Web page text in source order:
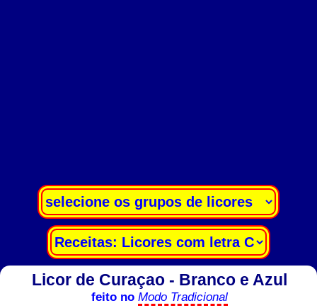
Licor de Curaçao - Branco e Azul
feito no Modo Tradicional